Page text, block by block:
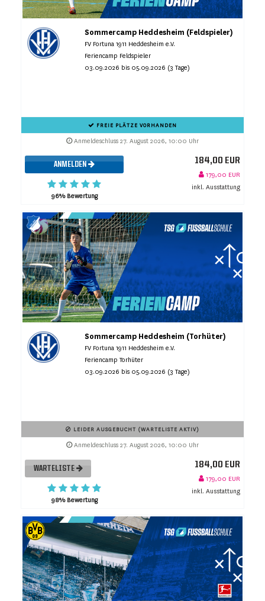
Sommercamp Heddesheim (Feldspieler)
FV Fortuna 1911 Heddesheim e.V.
Feriencamp Feldspieler
03.09.2026 bis 05.09.2026 (3 Tage)
FREIE PLÄTZE VORHANDEN
Anmeldeschluss 27. August 2026, 10:00 Uhr
ANMELDEN
96% Bewertung
184,00 EUR
179,00 EUR
inkl. Ausstattung
Sommercamp Heddesheim (Torhüter)
FV Fortuna 1911 Heddesheim e.V.
Feriencamp Torhüter
03.09.2026 bis 05.09.2026 (3 Tage)
LEIDER AUSGEBUCHT (WARTELISTE AKTIV)
Anmeldeschluss 27. August 2026, 10:00 Uhr
WARTELISTE
98% Bewertung
184,00 EUR
179,00 EUR
inkl. Ausstattung